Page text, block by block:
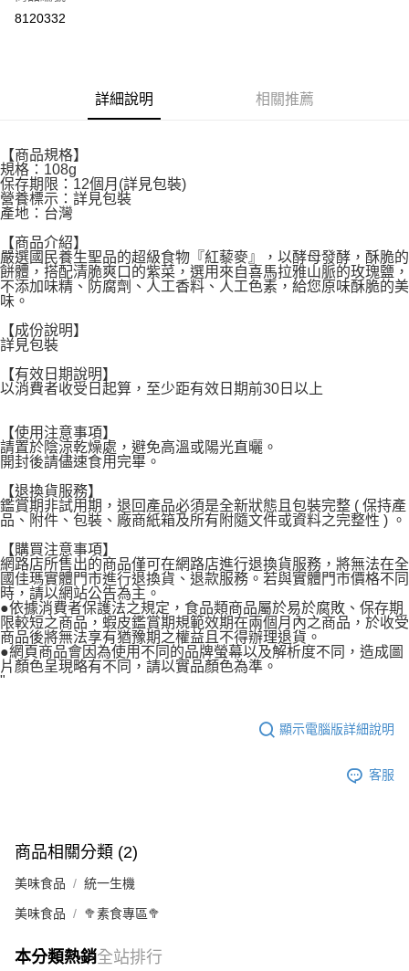
付款後全家取貨
每筆NT$60，滿NT$599(含以上)免運費
每筆NT$60，滿NT$599(含以上)免運費
宅配
每筆NT$120，滿NT$1,999(含以上)免運費
8120332
詳細說明 相關推薦
【商品規格】
規格：108g
保存期限：12個月(詳見包裝)
營養標示：詳見包裝
產地：台灣
【商品介紹】
嚴選國民養生聖品的超級食物『紅藜麥』，以酵母發酵，酥脆的
餅體，搭配清脆爽口的紫菜，選用來自喜馬拉雅山脈的玫瑰鹽，
不添加味精、防腐劑、人工香料、人工色素，給您原味酥脆的美
味。
【成份說明】
詳見包裝
【有效日期說明】
以消費者收受日起算，至少距有效日期前30日以上
【使用注意事項】
請置於陰涼乾燥處，避免高溫或陽光直曬。
開封後請儘速食用完畢。
【退換貨服務】
鑑賞期非試用期，退回產品必須是全新狀態且包裝完整 ( 保持產
品、附件、包裝、廠商紙箱及所有附隨文件或資料之完整性 ) 。
【購買注意事項】
網路店所售出的商品僅可在網路店進行退換貨服務，將無法在全
國佳瑪實體門市進行退換貨、退款服務。若與實體門市價格不同
時，請以網站公告為主。
●依據消費者保護法之規定，食品類商品屬於易於腐敗、保存期
限較短之商品，蝦皮鑑賞期規範效期在兩個月內之商品，於收受
商品後將無法享有猶豫期之權益且不得辦理退貨。
●網頁商品會因為使用不同的品牌螢幕以及解析度不同，造成圖
片顏色呈現略有不同，請以實品顏色為準。
"
顯示電腦版詳細說明
客服
商品相關分類 (2)
美味食品 統一生機
美味食品 🥦素食專區🥦
本分類熱銷全站排行